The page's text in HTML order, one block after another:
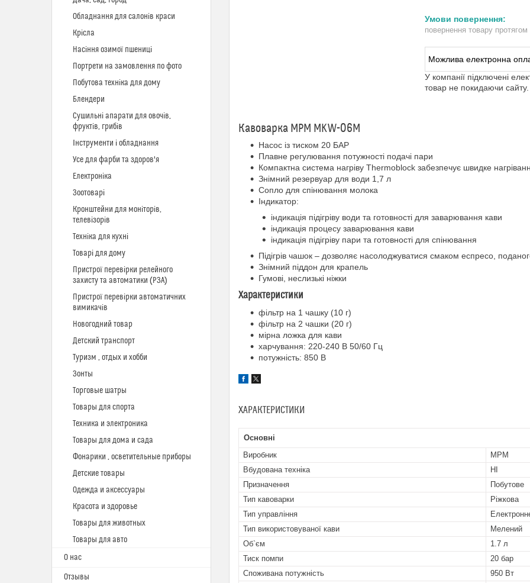
повернення товару
У компанії підключені
товар не покидаючи сайту.
Кавоварка MPM MKW-06M
Насос із тиском 20 БАР
Плавне регулювання потужності подачі пари
Компактна система нагріву Thermoblock забезпечує швидке
Знімний резервуар для води 1,7 л
Сопло для спінювання молока
Індикатор:
індикація підігріву води та готовності для заварювання кави
індикація процесу заварювання кави
індикація підігріву пари та готовності для спінювання
Підігрів чашок – дозволяє насолоджуватися смаком еспресо,
Знімний піддон для крапель
Гумові, неслизькі ніжки
Характеристики
фільтр на 1 чашку (10 г)
фільтр на 2 чашки (20 г)
мірна ложка для кави
харчування: 220-240 В 50/60 Гц
потужність: 850 В
ХАРАКТЕРИСТИКИ
Основні
Виробник
MPM
Вбудована техніка
НІ
Призначення
Побутове
Тип кавоварки
Ріжкова
Тип управління
Тип використовуваної кави
Мелений
Об`єм
1.7 л
Тиск помпи
20 бар
Споживана потужність
950 Вт
Обладнання для салонів краси
Крісла
Насіння озимої пшениці
Портрети на замовлення по фото
Побутова техніка для дому
Блендери
Сушильні апарати для овочів,
фруктів, грибів
Інструменти і обладнання
Усе для фарби та здоров'я
Електроніка
Зоотоварі
Кронштейни для моніторів,
телевізорів
Техніка для кухні
Товарі для дому
Пристрої перевірки релейного
захисту та автоматики (РЗА)
Пристрої перевірки автоматичних
вимикачів
Новогодний товар
Детский транспорт
Туризм , отдых и хобби
Зонты
Торговые шатры
Товары для спорта
Техника и электроника
Товары для дома и сада
Фонарики , осветительные приборы
Детские товары
Одежда и аксессуары
Красота и здоровье
Товары для животных
Товары для авто
О нас
Отзывы